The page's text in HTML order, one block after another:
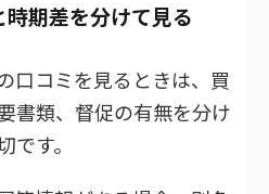
期差を分けて見る
口コミを見るときは、買
書類、督促の有無を分け
す。